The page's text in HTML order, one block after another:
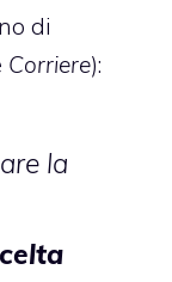
di
Corriere):
la